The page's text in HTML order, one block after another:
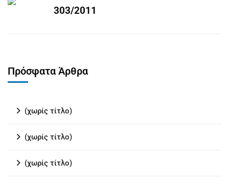
303/2011
Πρόσφατα Άρθρα
(χωρίς τίτλο)
(χωρίς τίτλο)
(χωρίς τίτλο)